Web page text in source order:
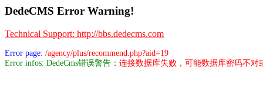
DedeCMS Error Warning!
Technical Support: http://bbs.dedecms.com
Error page: /agency/plus/recommend.php?aid=19
Error infos: DedeCms错误警告： 连接数据库失败，可能数据库密码不对